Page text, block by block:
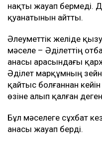
нақты жауап бермеді.
қуанатынын айтты.
Әлеуметтік желіде
мәселе – Әділеттің
анасы арасындағы
Әділет марқұмның
қайтыс болғаннан
өзіне алып қалған
Бұл мәселеге сұхбат
анасы жауап берді.